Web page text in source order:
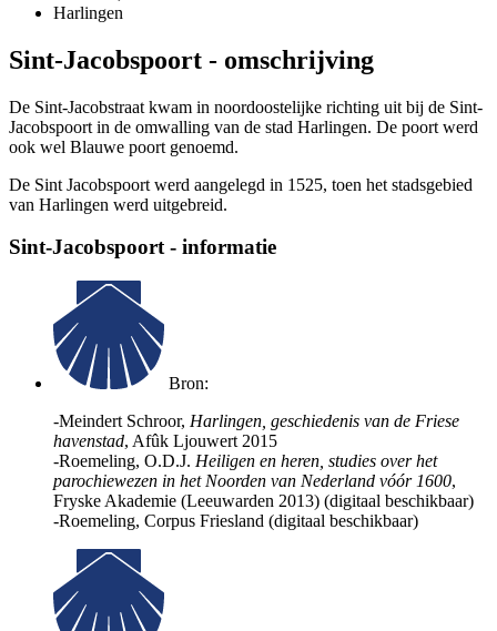
Harlingen
Sint-Jacobspoort - omschrijving
De Sint-Jacobstraat kwam in noordoostelijke richting uit bij de Sint-
Jacobspoort in de omwalling van de stad Harlingen. De poort werd
ook wel Blauwe poort genoemd.
De Sint Jacobspoort werd aangelegd in 1525, toen het stadsgebied
van Harlingen werd uitgebreid.
Sint-Jacobspoort - informatie
Bron:
-Meindert Schroor, Harlingen, geschiedenis van de Friese
havenstad, Afûk Ljouwert 2015
-Roemeling, O.D.J. Heiligen en heren, studies over het
parochiewezen in het Noorden van Nederland vóór 1600,
Fryske Akademie (Leeuwarden 2013) (digitaal beschikbaar)
-Roemeling, Corpus Friesland (digitaal beschikbaar)